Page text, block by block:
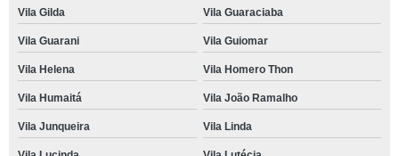
Vila Gilda Vila Guaraciaba
Vila Guarani Vila Guiomar
Vila Helena Vila Homero Thon
Vila Humaitá Vila João Ramalho
Vila Junqueira Vila Linda